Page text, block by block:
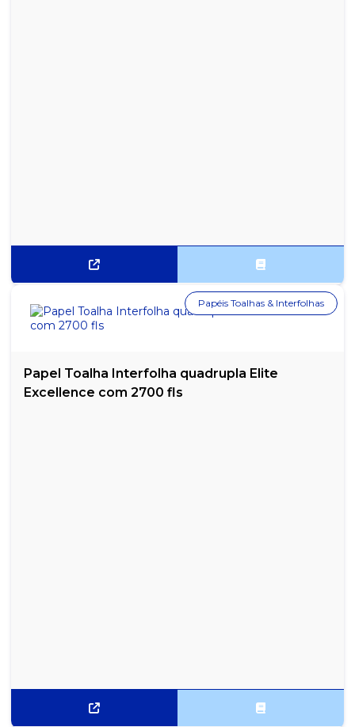
Papel Toalha Interfolha quadrupla Elite
Excellence com 2700 fls
Papéis Toalhas & Interfolhas